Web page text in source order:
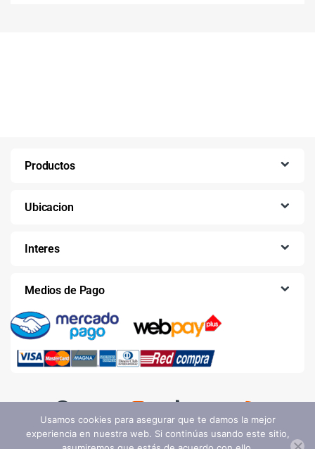
Productos
Ubicacion
Interes
Medios de Pago
Usamos cookies para asegurar que te damos la mejor
experiencia en nuestra web. Si continúas usando este sitio,